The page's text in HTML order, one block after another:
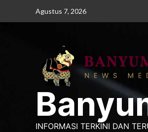
Agustus 7, 2026
INFORMASI TERKINI DAN